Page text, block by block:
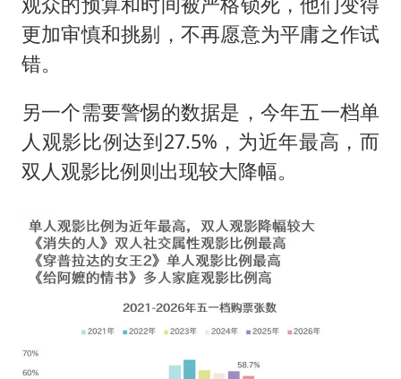
更加审慎和挑剔，不再愿意为平庸之作试
错。
另一个需要警惕的数据是，今年五一档单
人观影比例达到27.5%，为近年最高，而
双人观影比例则出现较大降幅。